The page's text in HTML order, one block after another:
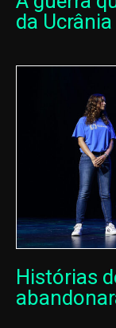
da
Histórias